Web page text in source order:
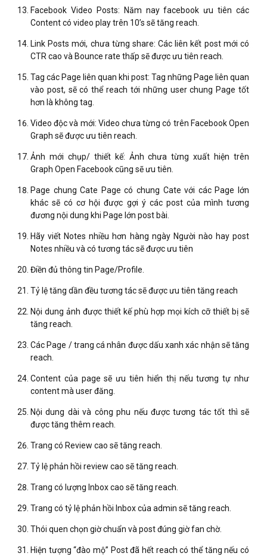
Facebook Video Posts: Năm nay facebook ưu tiên các
Content có video play trên 10’s sẽ tăng reach.
Link Posts mới, chưa từng share: Các liên kết post mới có
CTR cao và Bounce rate thấp sẽ được ưu tiên reach.
Tag các Page liên quan khi post: Tag những Page liên quan
vào post, sẽ có thể reach tới những user chung Page tốt
hơn là không tag.
Video độc và mới: Video chưa từng có trên Facebook Open
Graph sẽ được ưu tiên reach.
Ảnh mới chụp/ thiết kế: Ảnh chưa từng xuất hiện trên
Graph Open Facebook cũng sẽ ưu tiên.
Page chung Cate Page có chung Cate với các Page lớn
khác sẽ có cơ hội được gợi ý các post của mình tương
đương nội dung khi Page lớn post bài.
Hãy viết Notes nhiều hơn hàng ngày Người nào hay post
Notes nhiều và có tương tác sẽ được ưu tiên
Điền đủ thông tin Page/Profile.
Tỷ lệ tăng dần đều tương tác sẽ được ưu tiên tăng reach
Nội dung ảnh được thiết kế phù hợp mọi kích cỡ thiết bị sẽ
tăng reach.
Các Page / trang cá nhân được dấu xanh xác nhận sẽ tăng
reach.
Content của page sẽ ưu tiên hiển thị nếu tương tự như
content mà user đăng.
Nội dung dài và công phu nếu được tương tác tốt thì sẽ
được tăng thêm reach.
Trang có Review cao sẽ tăng reach.
Tỷ lệ phản hồi review cao sẽ tăng reach.
Trang có lượng Inbox cao sẽ tăng reach.
Trang có tỷ lệ phản hồi Inbox của admin sẽ tăng reach.
Thói quen chọn giờ chuẩn và post đúng giờ fan chờ.
Hiện tượng “đào mộ” Post đã hết reach có thể tăng nếu có